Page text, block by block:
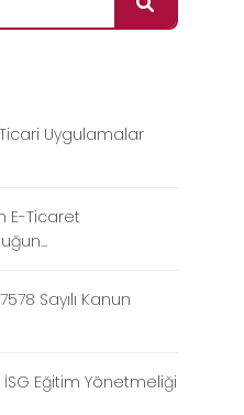
Uygulamalar
E-Ticaret
Sayılı Kanun
Eğitim Yönetmeliği